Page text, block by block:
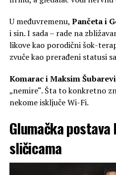
U međuvremenu, Pančeta i
i sin. I sada – rade na
likove kao porodični šok-
zvuče kao prerađeni statusi
Komarac i Maksim
„nemire“. Šta to konkretno
nekome isključe Wi-Fi.
Glumačka
sličicama